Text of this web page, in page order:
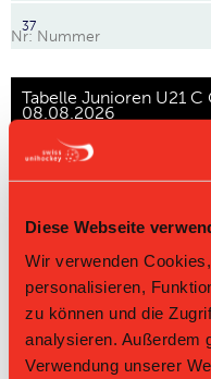
Diese Webseite
Wir verwenden
personalisieren,
zu können und die
analysieren. Außerdem
Verwendung unserer
37
Nr: Nummer
Tabelle Junioren U21
08.08.2026
L-UPL
1 Glattal Falcons 14
2 UHC Uster II 14
3 Pumas